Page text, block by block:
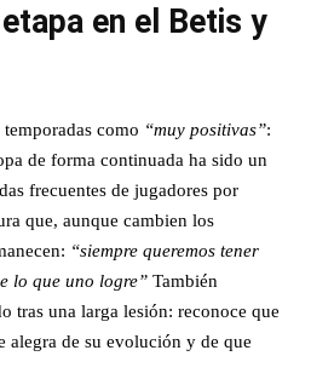
en el Betis y
como “muy positivas”:
de forma continuada ha sido un
frecuentes de jugadores por
que, aunque cambien los
“siempre queremos tener
lo que uno logre” También
tras una larga lesión: reconoce que
alegra de su evolución y de que